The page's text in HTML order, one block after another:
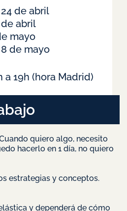
de abril
abril
mayo
de mayo
a 19h (hora Madrid)
quiero algo, necesito
hacerlo en 1 día, no quiero
estrategias y conceptos.
y dependerá de cómo